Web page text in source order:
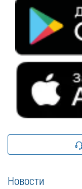
Новости